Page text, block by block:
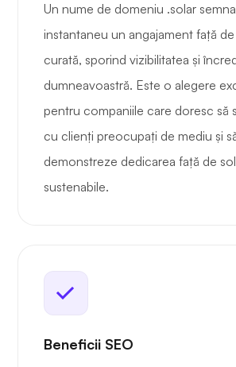
Un nume de domeniu .solar
instantaneu un angajament față
curată, sporind vizibilitatea și
dumneavoastră. Este o alegere
pentru companiile care doresc să
cu clienți preocupați de mediu și
demonstreze dedicarea față de
sustenabile.
Beneficii SEO